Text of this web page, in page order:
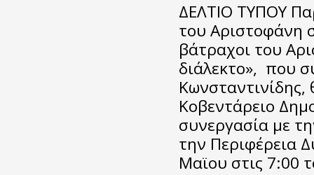
ΔΕΛΤΙΟ ΤΥΠΟΥ
του Αριστοφάνη
βάτραχοι του
διάλεκτο», που
Κοβεντάρειο
συνεργασία με
την Περιφέρεια
Μαϊου στις 7:00